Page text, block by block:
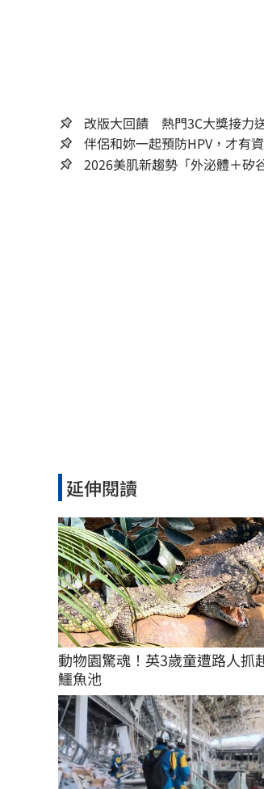
改版大回饋 熱門3C大獎接力
伴侶和妳一起預防HPV，才有
2026美肌新趨勢「外泌體＋矽
延伸閱讀
動物園驚魂！英3歲童遭路人抓
鱷魚池